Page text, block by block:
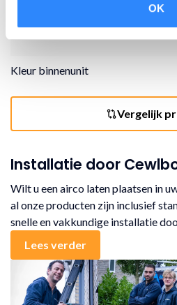
OK
Spraakfunctie
Kleur binnenunit
Vergelijk
Installatie door
Wilt u een airco laten plaatsen in
al onze producten zijn inclusief
snelle en vakkundige installatie
Lees verder